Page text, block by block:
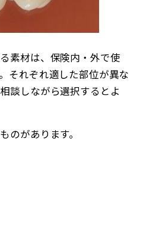
素材は、保険内・外で使
それぞれ適した部位が異な
談しながら選択するとよ
のがあります。